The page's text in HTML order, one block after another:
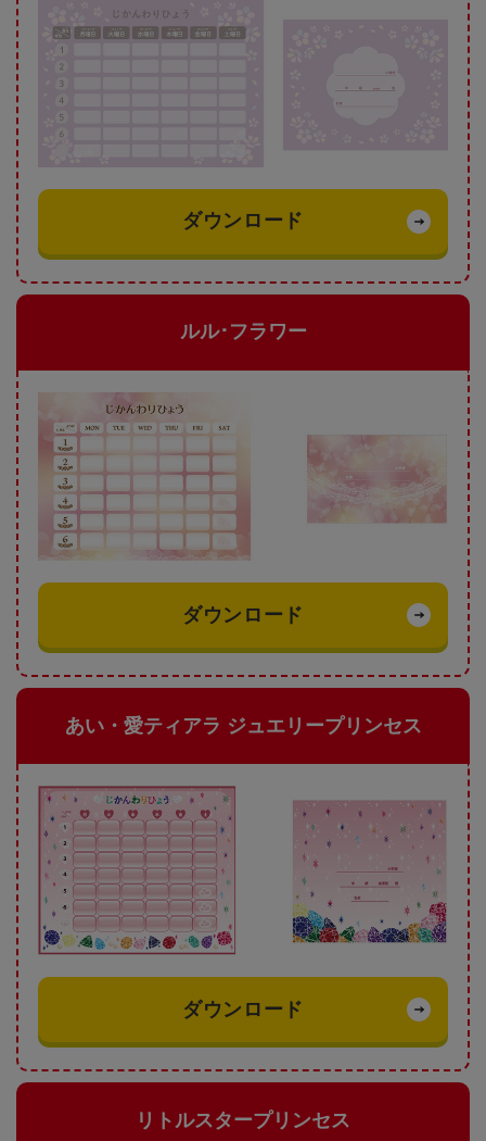
ダウンロード
ルル･フラワー
ダウンロード
あい・愛ティアラ ジュエリープリンセス
ダウンロード
リトルスタープリンセス